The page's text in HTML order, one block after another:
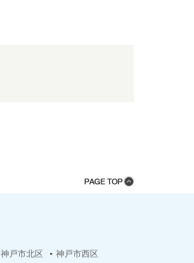
神戸市北区 神戸市西区